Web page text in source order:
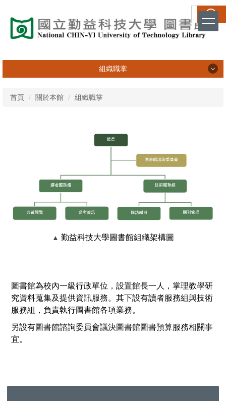
到
要
容
搜尋
組織職掌
組織職掌
圖書館諮詢委員會
首頁 關於本館 組織職掌
▲ 勤益科技大學圖書館組織架構圖
圖書館為校內一級行政單位，設置館長一人，掌理教學研
究資料蒐集及提供資訊服務。其下設有讀者服務組與技術
服務組，負責執行圖書館各項業務。
另設有圖書館諮詢委員會議決圖書館圖書預算服務相關事
宜。